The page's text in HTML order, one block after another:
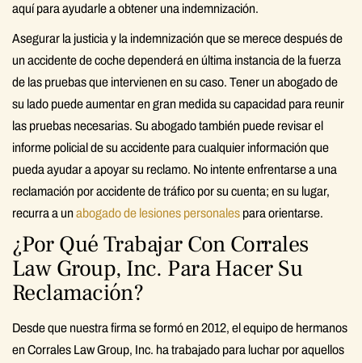
aquí para ayudarle a obtener una indemnización.
Asegurar la justicia y la indemnización que se merece después de
un accidente de coche dependerá en última instancia de la fuerza
de las pruebas que intervienen en su caso. Tener un abogado de
su lado puede aumentar en gran medida su capacidad para reunir
las pruebas necesarias. Su abogado también puede revisar el
informe policial de su accidente para cualquier información que
pueda ayudar a apoyar su reclamo. No intente enfrentarse a una
reclamación por accidente de tráfico por su cuenta; en su lugar,
recurra a unabogado de lesiones personales para orientarse.
¿Por Qué Trabajar Con Corrales
Law Group, Inc. Para Hacer Su
Reclamación?
Desde que nuestra firma se formó en 2012, el equipo de hermanos
en Corrales Law Group, Inc. ha trabajado para luchar por aquellos